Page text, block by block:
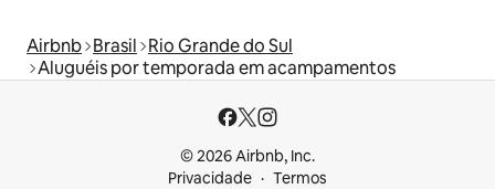
Airbnb Brasil Rio Grande do Sul
Aluguéis por temporada em acampamentos
© 2026 Airbnb, Inc.
Privacidade
Termos